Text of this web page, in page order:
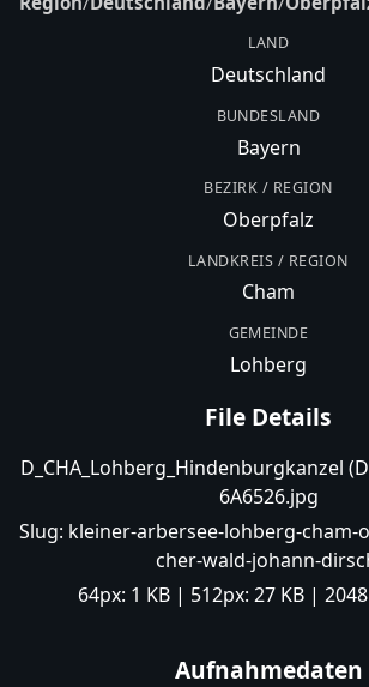
LAND
Deutschland
BUNDESLAND
Bayern
BEZIRK / REGION
Oberpfalz
LANDKREIS / REGION
Cham
GEMEINDE
Lohberg
File Details
D_CHA_Lohberg_Hindenburgkanzel
6A6526.jpg
Slug: kleiner-arbersee-lohberg-cham-
cher-wald-johann-
64px: 1 KB| 512px: 27 KB|
Aufnahmedaten